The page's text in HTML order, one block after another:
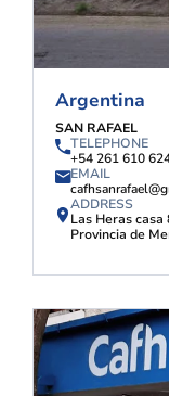
Argentina
SAN RAFAEL
TELEPHONE
+54 261 610
EMAIL
ADDRESS
Las Heras casa
Provincia de